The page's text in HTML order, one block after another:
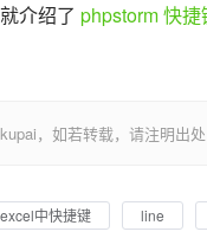
以上就介绍了
phpstorm 快捷
，如若转载，请注明出
excel中快捷键 line